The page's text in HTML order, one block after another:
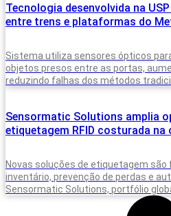
Tecnologia desenvolvida na
entre trens e plataformas do
Sistema utiliza sensores ópticos
objetos presos entre as portas,
reduzindo falhas dos métodos
Sensormatic Solutions amplia
etiquetagem RFID costurada na
Novas soluções de etiquetagem
inventário, prevenção de perdas e
Sensormatic Solutions, portfólio